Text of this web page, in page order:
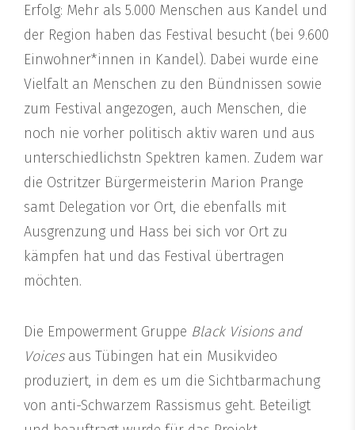
Erfolg: Mehr als 5.000 Menschen aus Kandel und
der Region haben das Festival besucht (bei 9.600
Einwohner*innen in Kandel). Dabei wurde eine
Vielfalt an Menschen zu den Bündnissen sowie
zum Festival angezogen, auch Menschen, die
noch nie vorher politisch aktiv waren und aus
unterschiedlichstn Spektren kamen. Zudem war
die Ostritzer Bürgermeisterin Marion Prange
samt Delegation vor Ort, die ebenfalls mit
Ausgrenzung und Hass bei sich vor Ort zu
kämpfen hat und das Festival übertragen
möchten.
Die Empowerment Gruppe Black Visions and
Voicesaus Tübingen hat ein Musikvideo
produziert, in dem es um die Sichtbarmachung
von anti-Schwarzem Rassismus geht. Beteiligt